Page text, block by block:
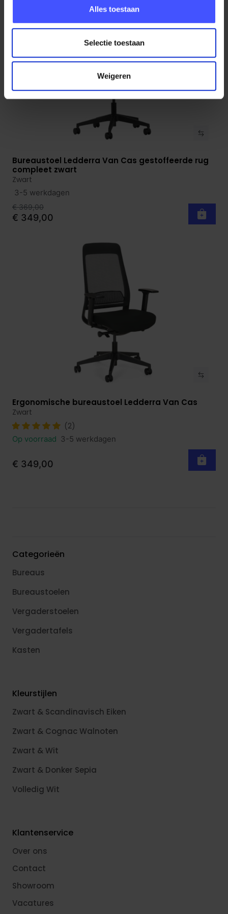
Alles toestaan
Selectie toestaan
Weigeren
Bekijk product
Bureaustoel Ledderra Van Cas gestoffeerde rug
compleet zwart
Zwart
3-5 werkdagen
€ 369,00
€ 349,00
Bekijk product
Ergonomische bureaustoel Ledderra Van Cas
Zwart
(2)
Op voorraad 3-5 werkdagen
€ 349,00
Categorieën
Bureaus
Bureaustoelen
Vergaderstoelen
Vergadertafels
Kasten
Kleurstijlen
Zwart & Scandinavisch Eiken
Zwart & Cognac Walnoten
Zwart & Wit
Zwart & Donker Sepia
Volledig Wit
Klantenservice
Over ons
Contact
Showroom
Vacatures